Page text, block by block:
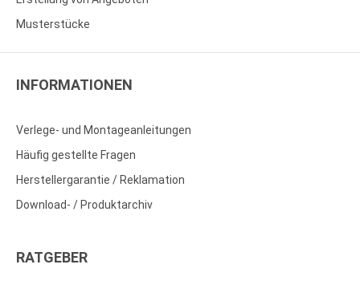
Musterstücke
INFORMATIONEN
Verlege- und Montageanleitungen
Häufig gestellte Fragen
Herstellergarantie / Reklamation
Download- / Produktarchiv
RATGEBER